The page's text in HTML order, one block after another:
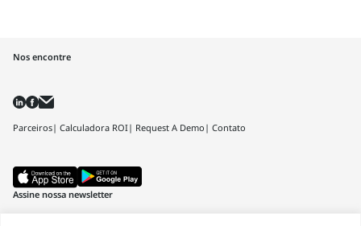
Assine nossa newsletter
Nos encontre
Parceiros| Calculadora ROI| Request A Demo | Contato